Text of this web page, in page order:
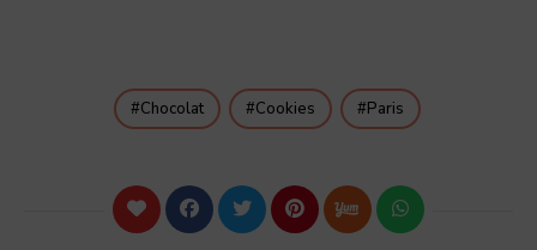
Chocolat Cookies Paris